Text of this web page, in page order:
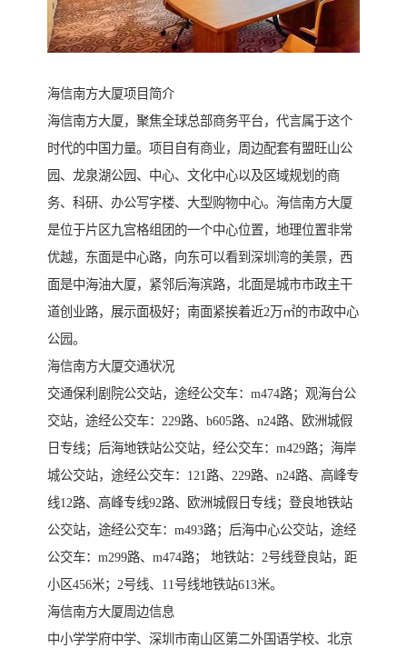
海信南方大厦项目简介
海信南方大厦，聚焦全球总部商务平台，代言属于这个
时代的中国力量。项目自有商业，周边配套有盟旺山公
园、龙泉湖公园、中心、文化中心以及区域规划的商
务、科研、办公写字楼、大型购物中心。海信南方大厦
是位于片区九宫格组团的一个中心位置，地理位置非常
优越，东面是中心路，向东可以看到深圳湾的美景，西
面是中海油大厦，紧邻后海滨路，北面是城市市政主干
道创业路，展示面极好；南面紧挨着近2万㎡的市政中心
公园。
海信南方大厦交通状况
交通保利剧院公交站，途经公交车：m474路；观海台公
交站，途经公交车：229路、b605路、n24路、欧洲城假
日专线；后海地铁站公交站，经公交车：m429路；海岸
城公交站，途经公交车：121路、229路、n24路、高峰专
线12路、高峰专线92路、欧洲城假日专线；登良地铁站
公交站，途经公交车：m493路；后海中心公交站，途经
公交车：m299路、m474路； 地铁站：2号线登良站，距
小区456米；2号线、11号线地铁站613米。
海信南方大厦周边信息
中小学学府中学、深圳市南山区第二外国语学校、北京